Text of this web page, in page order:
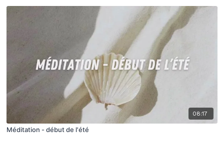
08:17
Méditation - début de l'été